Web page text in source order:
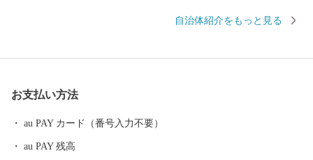
ていました。交通の要として人の往来も多く、随筆や紀行の中に
市、南部は大津川を境として泉北郡忠岡町と隣接しています。西
北部は大阪湾に面し、はるかに六甲山、淡路島を望むことができ
自治体紹介をもっと見る
お支払い方法
au PAY カード（番号入力不要）
au PAY 残高